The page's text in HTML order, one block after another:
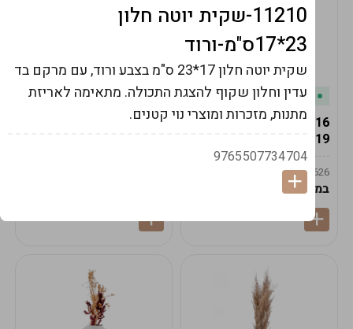
במלאי
19616-אגרטל הרמס
19ס"מ -קרם
9009492379626
במארז6
במלאי
11210-שקית יוטה חלון
23*17ס"מ-ורוד
שקית יוטה חלון 17*23 ס"מ בצבע ורוד, עם מרקם בד
עדין וחלון שקוף להצגת התכולה. מתאימה לאריזת
מתנות, מזכרות ומוצרי נוי קטנים.
9765507734704